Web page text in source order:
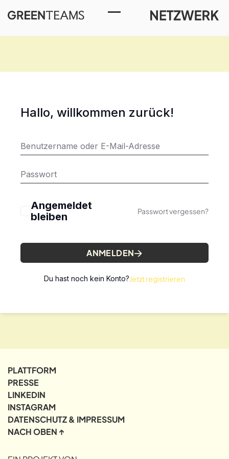
Toggle Menu
Hallo, willkommen zurück!
Angemeldet
bleiben
Passwort vergessen?
ANMELDEN
Du hast noch kein Konto?Jetzt registrieren
PLATTFORM
PRESSE
LINKEDIN
INSTAGRAM
DATENSCHUTZ & IMPRESSUM
NACH OBEN ↑